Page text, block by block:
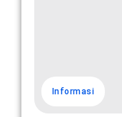
Informasi